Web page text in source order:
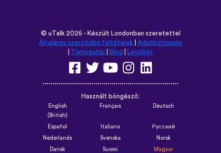
© uTalk2026 - Készült Londonban szeretettel
Általános szerződési feltételek
Adatbiztonság
Támogatás Blog Letöltés
Használt böngésző:
English
(British)
Français Deutsch
Español Italiano Русский
Nederlands Svenska Norsk
Dansk Suomi Magyar